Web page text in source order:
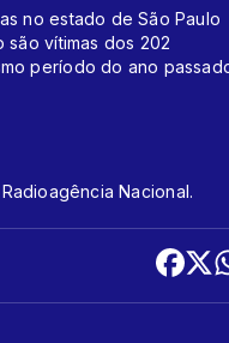
no estado de São Paulo
são vítimas dos 202
período do ano
Nacional.